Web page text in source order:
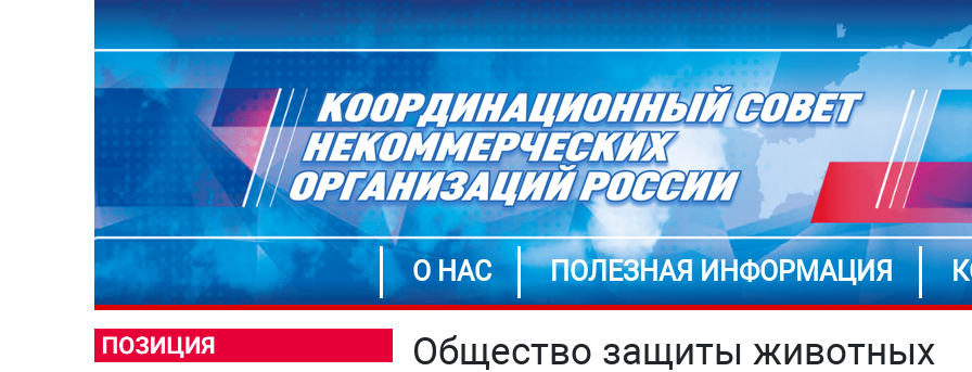
О НАС ПОЛЕЗНАЯ ИНФОРМАЦИЯ
Общество защиты животных